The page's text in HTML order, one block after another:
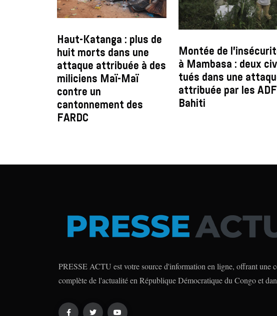
Haut-Katanga : plus de
huit morts dans une
attaque attribuée à des
miliciens Maï-Maï
contre un
cantonnement des
FARDC
Montée de
à Mambasa : deux
tués dans une
attribuée par les
Bahiti
PRESSE ACTU est votre source d'information en ligne, offrant une
complète de l'actualité en République Démocratique du Congo et